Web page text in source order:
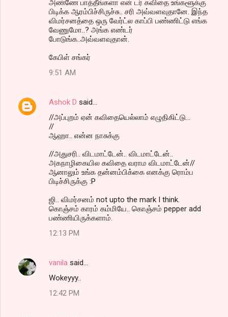
அண்ணே பாத்தீங்களா என் டர் கவிதை உங்களூக்கு
பிடிக்க ஆரம்பிச்சிருச்சு.. சரி அவ்வளவுதானே. இந்த
விமர்சனத்தை ஒரு வேர்ட்ல காப்பி பண்ணிட்டு எங்க
வேணுமோ..? அங்க எண்டர்
போடுங்க..அவ்வளவுதான்.
கேபிள் சங்கர்
9:51 AM
Ashok D said…
//அப்புறம் ஏன் கவிதையெல்லாம் எழுதிகிட்டு...
//
ஆஹா.. என்ன நாசுக்கு
//அதுசரி.. விடமாட்டேன்.. விடமாட்டேன்..
அகநாழிகையில கவிதை வராம விடமாட்டேன்//
ஆனாலும் உங்க தன்னம்பிக்கை எனக்கு ரொம்ப
பிடிச்சிருக்கு :P
ஜி.. விமர்சனம் not upto the mark I think.
கொஞ்சம் காரம் கம்மியே.. கொஞ்சம் pepper add
பண்ணியிருக்களாம்.
12:13 PM
vanila said…
Wokeyyy..
12:42 PM